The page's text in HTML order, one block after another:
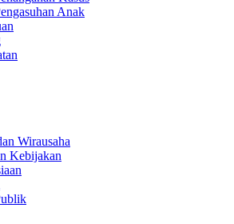
Anak
Wirausaha
Kebijakan